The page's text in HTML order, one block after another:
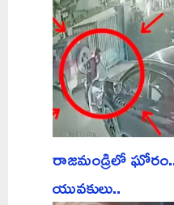
రాజమండ్రిలో
యువకులు..